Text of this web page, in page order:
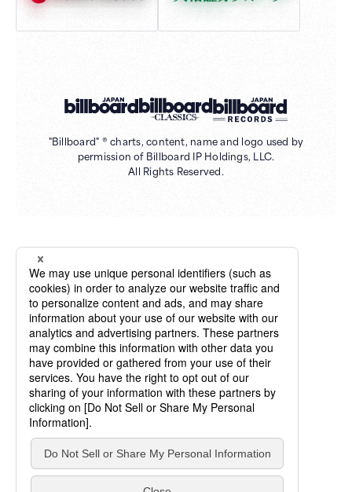
"Billboard" ® charts, content, name and logo used by
permission of Billboard IP Holdings, LLC.
All Rights Reserved.